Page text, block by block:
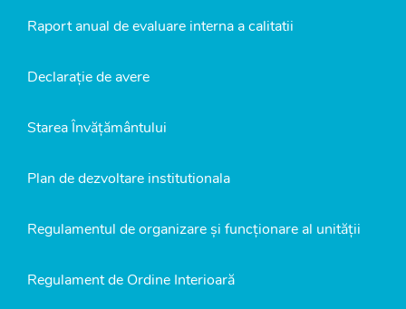
Raport anual de evaluare interna a calitatii
Declarație de avere
Starea Învățământului
Plan de dezvoltare institutionala
Regulamentul de organizare și funcționare al unității
Regulament de Ordine Interioară